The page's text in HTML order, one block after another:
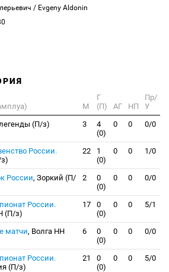
/ Evgeny Aldonin
М
Г
(П)
АГ НП
Пр/
У
(П/з) 3
4
(0)
0 0 0/0
России.
22
1
(0)
0 0 1/0
России, Зоркий (П/
2
0
(0)
0 0 0/0
России.
(П/з)
17
0
(0)
0 0 5/1
матчи, Волга НН
6
0
(0)
0 0 0/0
России.
(П/з)
21
0
(0)
0 0 5/0